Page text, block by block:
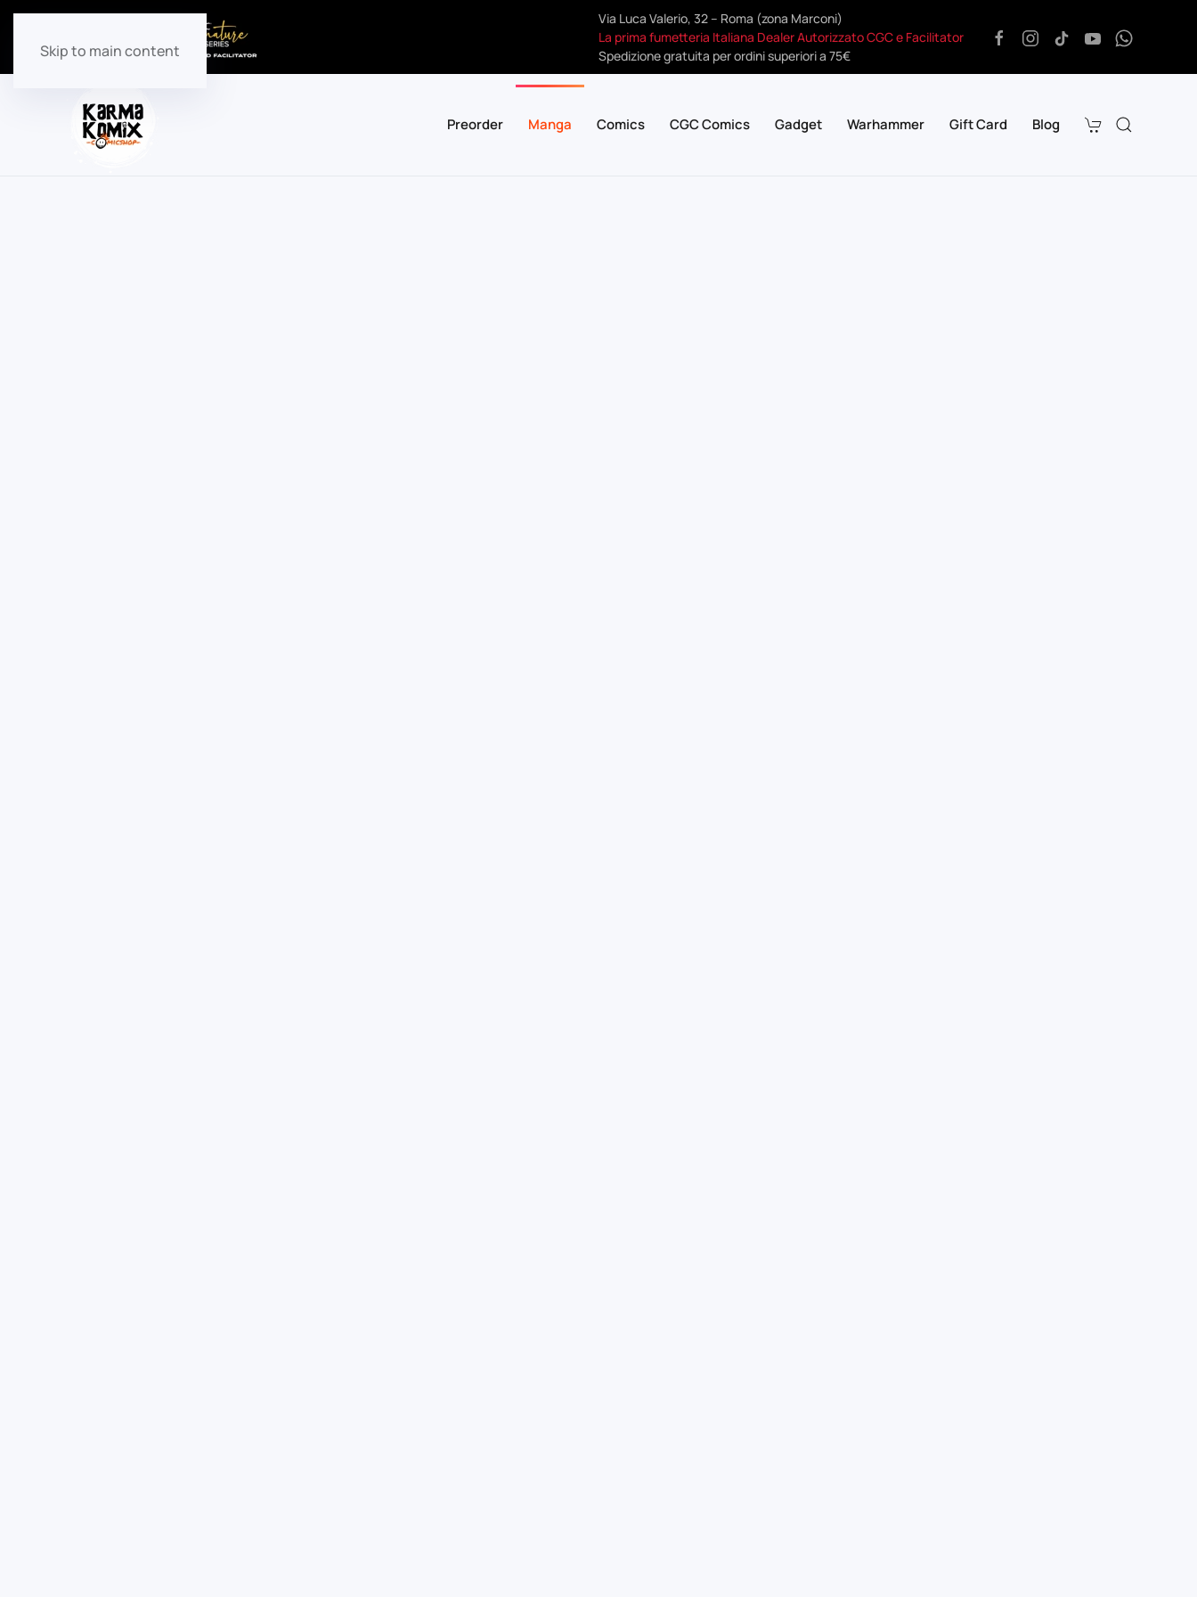
Skip to main content
Via Luca Valerio, 32 – Roma (zona Marconi)
La prima fumetteria Italiana Dealer Autorizzato CGC e Facilitator
Spedizione gratuita per ordini superiori a 75€
Preorder Manga Comics CGC Comics Gadget Warhammer Gift Card Blog